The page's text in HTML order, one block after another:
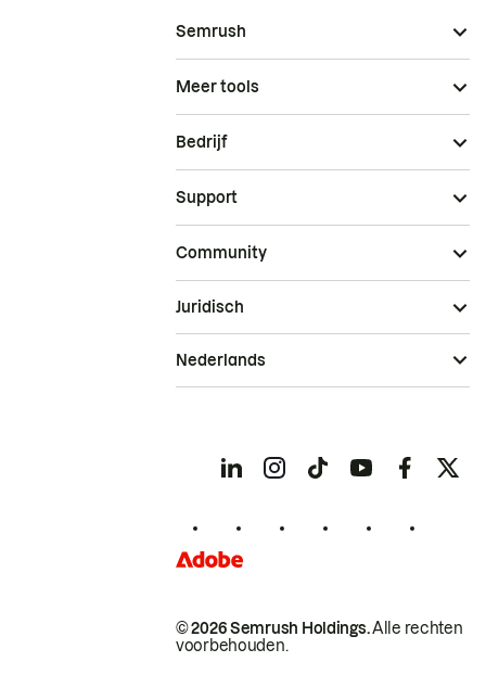
Semrush
Meer tools
Bedrijf
Support
Community
© 2026 Semrush Holdings.Alle rechten
voorbehouden.
Juridisch
Nederlands